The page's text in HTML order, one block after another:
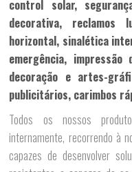
control solar,
decorativa, reclamos
horizontal, sinalética
emergência,
decoração e artes-
publicitários, carimbos
Todos os nossos
internamente, recorrendo à
capazes de desenvolver